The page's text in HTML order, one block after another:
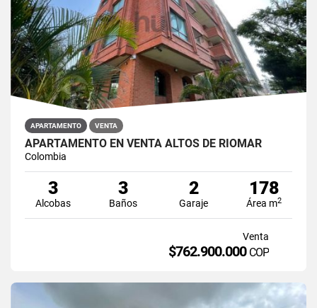
APARTAMENTO VENTA
APARTAMENTO EN VENTA ALTOS DE RIOMAR
Colombia
3
Alcobas
3
Baños
2
Garaje
178
Área m2
Venta
$762.900.000 COP